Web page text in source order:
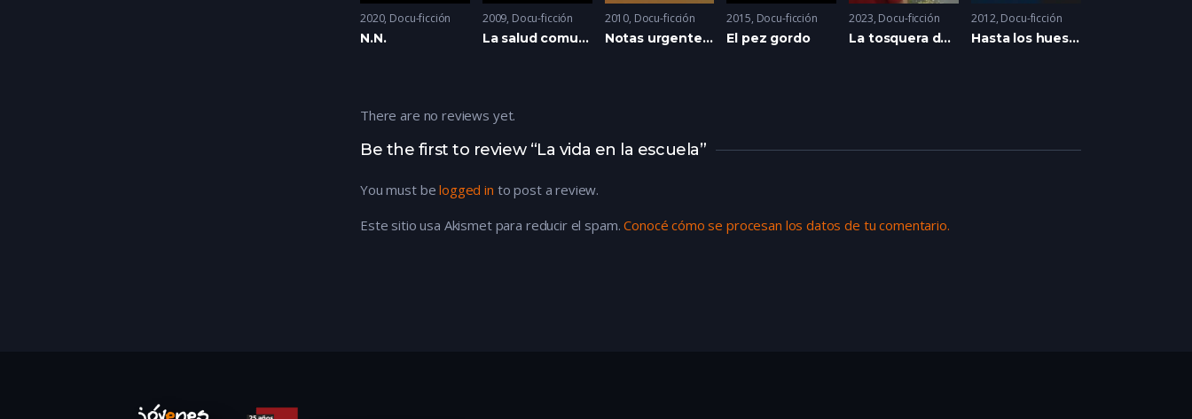
2020 Docu-ficción
N.N.
2009 Docu-ficción
La salud comunitaria y la lucha popular
2010 Docu-ficción
Notas urgentes en el andén
2015 Docu-ficción
El pez gordo
2023 Docu-ficción
La tosquera de la muerte
2012 Docu-ficción
Hasta los huesos
Be the first to review “La vida en la escuela”
You must belogged in to post a review.
Este sitio usa Akismet para reducir el spam.Conocé cómo se procesan los datos de tu comentario.
There are no reviews yet.